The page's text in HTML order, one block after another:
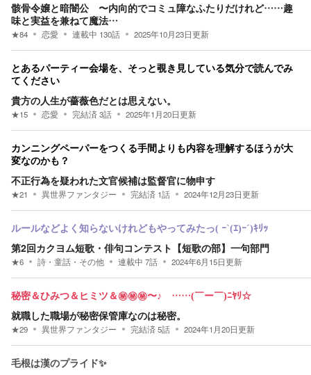
骸骨令嬢と暗闇公 〜内向的でコミュ障なふたりだけれど……趣
味と実益を兼ねて魔法…
★84 恋愛 連載中 130話 2025年10月23日更新
とあるパーティー会場を、そっと覗き見している気分で読んでみ
てください
貴方の人生が薔薇色だとは思えない。
★15 恋愛 完結済3話 2025年1月20日更新
カンニングペーパーをつくる手間よりも内容を理解するほうが大
変なのかも？
不正行為を疑われた文官候補は監督官に物申す
★21 異世界ファンタジー 完結済 1話 2024年12月23日更新
ルールなどよく知らないけれどもやってみたっ( ｰ`(ｴ)ｰ´)ｷﾘｯ
第2回カクヨム短歌・俳句コンテスト【短歌の部】一句部門
★6 詩・童話・その他 連載中 7話 2024年6月15日更新
秘密＆ひみつ＆ヒミツ＆㊙㊙㊙〜♪ ……(￣ー￣)ﾆﾔﾘ☆
就職した職場が秘密保管庫なのは秘密。
★29 異世界ファンタジー 完結済5話 2024年1月20日更新
毛根は漢のプライド✨